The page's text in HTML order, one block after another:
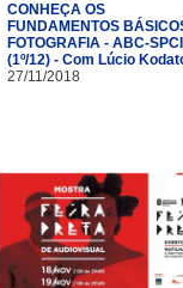
CONHEÇA OS
FUNDAMENTOS
FOTOGRAFIA - ABC-
(1º/12) - Com Lúcio
27/11/2018